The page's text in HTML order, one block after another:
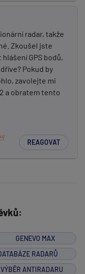
radar, takže
Zkoušel jste
GPS bodů,
Pokud by
zavolejte mi
a obratem tento
REAGOVAT
GENEVO MAX
RADARŮ
VÝBĚR ANTIRADARU